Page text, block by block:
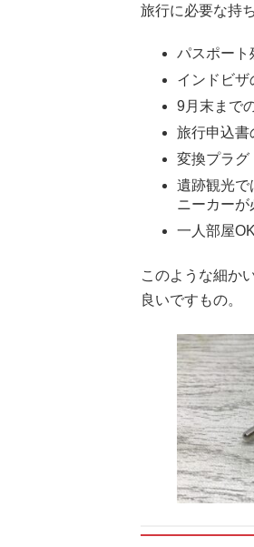
旅行に必要な持
パスポート
インドビザ
9月末まで
旅行申込書
変換プラグ
遺跡観光で
ニーカーが
一人部屋
このような細か
良いですもの。